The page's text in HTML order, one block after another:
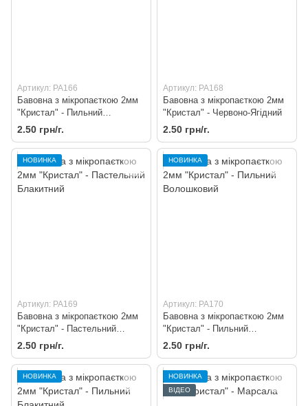
Артикул: PA166
Бавовна з мікропаєткою 2мм
"Кристал" - Пильний
Сливовий
2.50 грн/г.
Артикул: PA168
Бавовна з мікропаєткою 2мм
"Кристал" - Червоно-Ягідний
2.50 грн/г.
НОВИНКА
Артикул: PA169
Бавовна з мікропаєткою 2мм
"Кристал" - Пастельний
Блакитний
2.50 грн/г.
НОВИНКА
Артикул: PA170
Бавовна з мікропаєткою 2мм
"Кристал" - Пильний
Волошковий
2.50 грн/г.
НОВИНКА
НОВИНКА
ВІДЕО